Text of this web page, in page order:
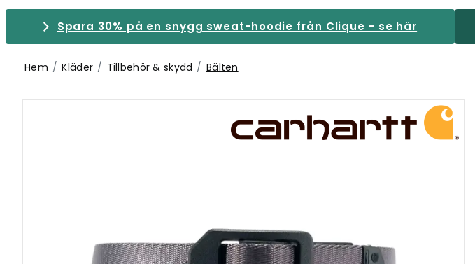
Spara 30% på en snygg sweat-hoodie från Clique - se här
Hem Kläder Tillbehör & skydd Bälten